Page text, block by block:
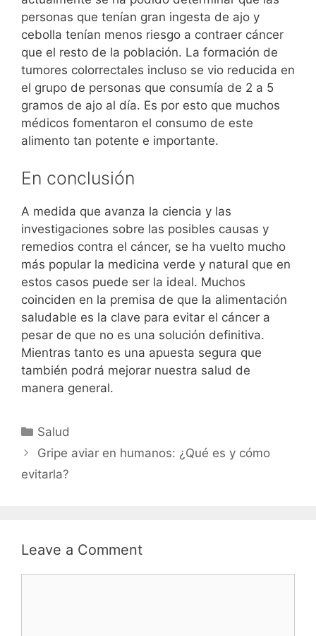
personas que tenían gran ingesta de ajo y
cebolla tenían menos riesgo a contraer cáncer
que el resto de la población. La formación de
tumores colorrectales incluso se vio reducida en
el grupo de personas que consumía de 2 a 5
gramos de ajo al día. Es por esto que muchos
médicos fomentaron el consumo de este
alimento tan potente e importante.
En conclusión
A medida que avanza la ciencia y las
investigaciones sobre las posibles causas y
remedios contra el cáncer, se ha vuelto mucho
más popular la medicina verde y natural que en
estos casos puede ser la ideal. Muchos
coinciden en la premisa de que la alimentación
saludable es la clave para evitar el cáncer a
pesar de que no es una solución definitiva.
Mientras tanto es una apuesta segura que
también podrá mejorar nuestra salud de
manera general.
Categories
Salud
Gripe aviar en humanos: ¿Qué es y cómo
evitarla?
Leave a Comment